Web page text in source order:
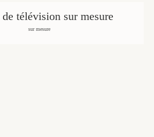
télévision sur mesure
sur mesure